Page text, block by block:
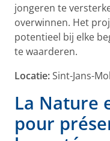
jongeren te
overwinnen. Het
potentieel bij elke
te waarderen.
Locatie:Sint-Jans-
La Nature
pour